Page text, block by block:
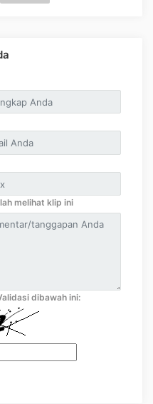
melihat klip ini
dibawah ini: